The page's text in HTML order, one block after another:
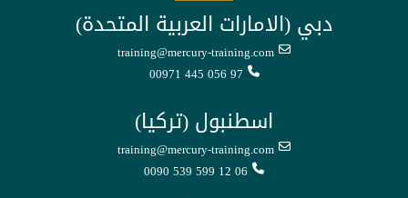
دبي (الامارات العربية المتحدة)
training@mercury-training.com
00971 445 056 97
اسطنبول (تركيا)
training@mercury-training.com
0090 539 599 12 06